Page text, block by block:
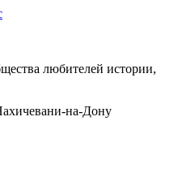
любителей истории,